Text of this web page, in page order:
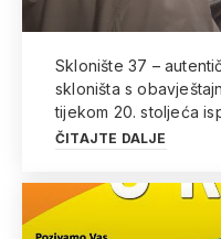
Sklonište 37 –
skloništa s
tijekom 20. stoljeća
ČITAJTE DALJE